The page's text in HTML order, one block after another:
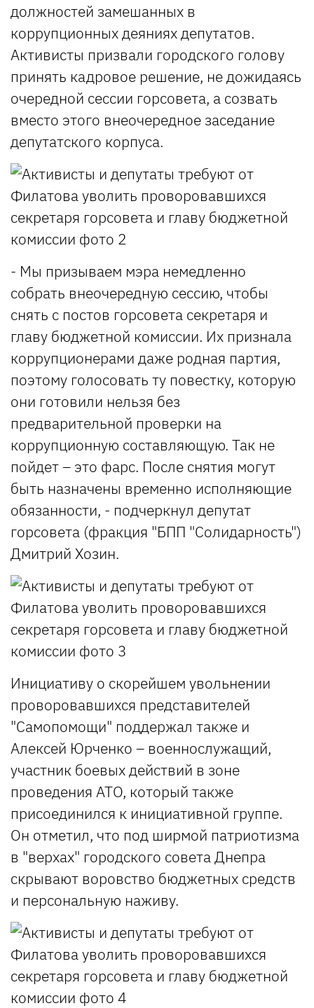
должностей замешанных в
коррупционных деяниях депутатов.
Активисты призвали городского голову
принять кадровое решение, не дожидаясь
очередной сессии горсовета, а созвать
вместо этого внеочередное заседание
депутатского корпуса.
- Мы призываем мэра немедленно
собрать внеочередную сессию, чтобы
снять с постов горсовета секретаря и
главу бюджетной комиссии. Их признала
коррупционерами даже родная партия,
поэтому голосовать ту повестку, которую
они готовили нельзя без
предварительной проверки на
коррупционную составляющую. Так не
пойдет – это фарс. После снятия могут
быть назначены временно исполняющие
обязанности, - подчеркнул депутат
горсовета (фракция "БПП "Солидарность")
Дмитрий Хозин.
Инициативу о скорейшем увольнении
проворовавшихся представителей
"Самопомощи" поддержал также и
Алексей Юрченко – военнослужащий,
участник боевых действий в зоне
проведения АТО, который также
присоединился к инициативной группе.
Он отметил, что под ширмой патриотизма
в "верхах" городского совета Днепра
скрывают воровство бюджетных средств
и персональную наживу.